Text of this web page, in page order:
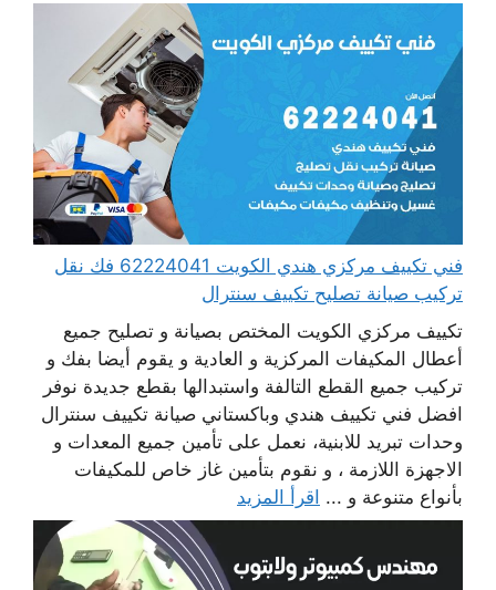
فني تكييف مركزي هندي الكويت 62224041 فك نقل
تركيب صيانة تصليح تكييف سنترال
تكييف مركزي الكويت المختص بصيانة و تصليح جميع
أعطال المكيفات المركزية و العادية و يقوم أيضا بفك و
تركيب جميع القطع التالفة واستبدالها بقطع جديدة نوفر
افضل فني تكييف هندي وباكستاني صيانة تكييف سنترال
وحدات تبريد للابنية، نعمل على تأمين جميع المعدات و
الاجهزة اللازمة ، و نقوم بتأمين غاز خاص للمكيفات
بأنواع متنوعة و ... اقرأ المزيد